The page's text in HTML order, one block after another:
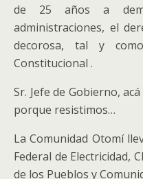
de 25 años a
administraciones, el
decorosa, tal y
Constitucional .
Sr. Jefe de Gobierno,
porque resistimos…
La Comunidad Otomí
Federal de Electricidad,
de los Pueblos y